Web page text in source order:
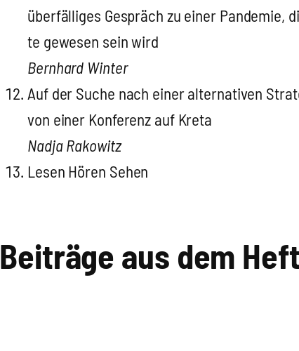
über­fäl­li­ges Gespräch zu einer Pan­de­mie,
te gewe­sen sein wird
Bern­hard Win­ter
Auf der Suche nach einer alter­na­ti­ven
von einer Kon­fe­renz auf Kre­ta
Nad­ja Rako­witz
Lesen Hören Sehen
Bei­trä­ge aus dem Heft